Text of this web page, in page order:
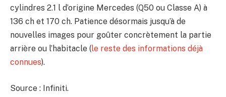
cylindres 2.1 l d’origine Mercedes (Q50 ou Classe A) à
136 ch et 170 ch. Patience désormais jusqu’à de
nouvelles images pour goûter concrètement la partie
arrière ou l’habitacle (le reste des informations déjà
connues).
Source : Infiniti.